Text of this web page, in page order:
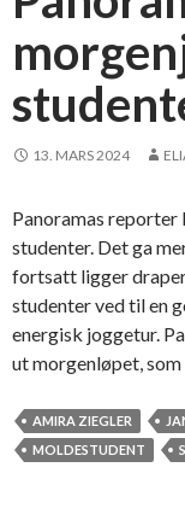
13. MARS 2024
Panoramas
studenter. Det ga
fortsatt ligger
studenter ved til en
energisk joggetur.
ut morgenløpet, som
AMIRA ZIEGLER
MOLDESTUDENT